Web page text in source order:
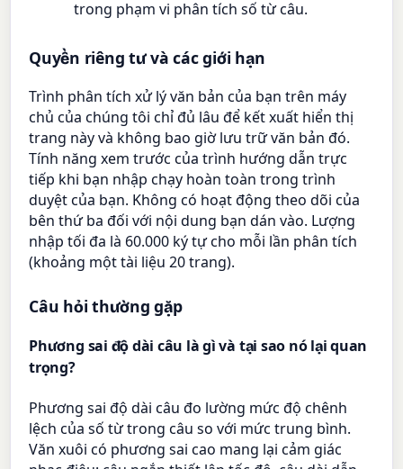
trong phạm vi phân tích số từ câu.
Quyền riêng tư và các giới hạn
Trình phân tích xử lý văn bản của bạn trên máy
chủ của chúng tôi chỉ đủ lâu để kết xuất hiển thị
trang này và không bao giờ lưu trữ văn bản đó.
Tính năng xem trước của trình hướng dẫn trực
tiếp khi bạn nhập chạy hoàn toàn trong trình
duyệt của bạn. Không có hoạt động theo dõi của
bên thứ ba đối với nội dung bạn dán vào. Lượng
nhập tối đa là 60.000 ký tự cho mỗi lần phân tích
(khoảng một tài liệu 20 trang).
Câu hỏi thường gặp
Phương sai độ dài câu là gì và tại sao nó lại quan
trọng?
Phương sai độ dài câu đo lường mức độ chênh
lệch của số từ trong câu so với mức trung bình.
Văn xuôi có phương sai cao mang lại cảm giác